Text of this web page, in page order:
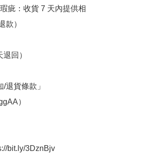
疵：收貨 7 天內提供相
款）
回）
退貨條款」
）
bit.ly/3DznBjv